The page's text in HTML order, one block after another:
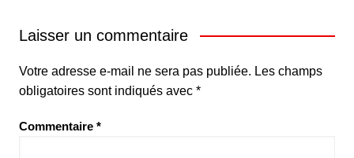
Laisser un commentaire
Votre adresse e-mail ne sera pas publiée. Les champs
obligatoires sont indiqués avec *
Commentaire *